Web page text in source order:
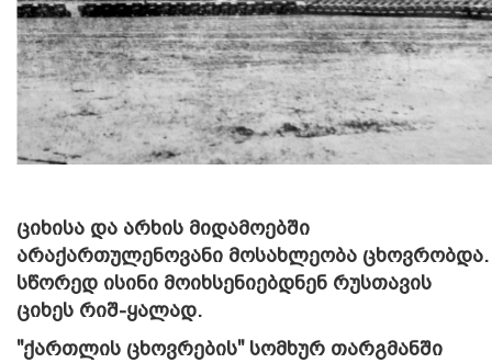
ციხისა და არხის მიდამოებში
არაქართულენოვანი მოსახლეობა ცხოვრობდა.
სწორედ ისინი მოიხსენიებდნენ რუსთავის
ციხეს რიშ-ყალად.
"ქართლის ცხოვრების" სომხურ თარგმანში